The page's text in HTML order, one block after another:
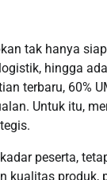
tak hanya
hingga
terbaru, 60%
Untuk itu,
peserta,
produk,